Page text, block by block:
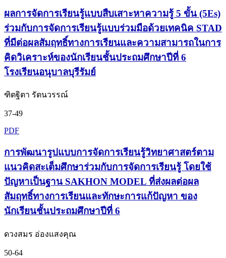
ผลการจัดการเรียนรู้แบบสืบเสาะหาความรู้ 5 ขั้น (5Es)
ร่วมกับการจัดการเรียนรู้แบบร่วมมือด้วยเทคนิค STAD
ที่มีต่อผลสัมฤทธิ์ทางการเรียนและความสามารถในการ
คิดวิเคราะห์ของนักเรียนชั้นประถมศึกษาปีที่ 6
โรงเรียนอนุบาลบุรีรัมย์
ฑิตฐิตา รัตนวรรณ์
37-49
PDF
การพัฒนารูปแบบการจัดการเรียนรู้วิทยาศาสตร์ตาม
แนวคิดสะเต็มศึกษาร่วมกับการจัดการเรียนรู้ โดยใช้
ปัญหาเป็นฐาน SAKHON MODEL ที่ส่งผลต่อผล
สัมฤทธิ์ทางการเรียนและทักษะการแก้ปัญหา ของ
นักเรียนชั้นประถมศึกษาปีที่ 6
ดวงสมร อ่องแสงคุณ
50-64